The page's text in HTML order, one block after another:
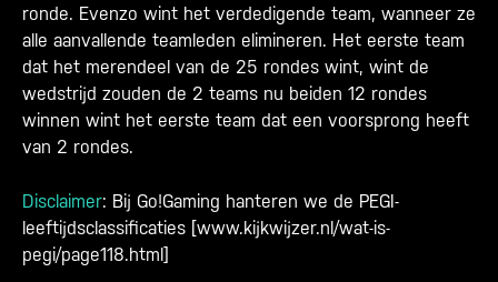
ronde. Evenzo wint het verdedigende team, wanneer ze
alle aanvallende teamleden elimineren. Het eerste team
dat het merendeel van de 25 rondes wint, wint de
wedstrijd zouden de 2 teams nu beiden 12 rondes
winnen wint het eerste team dat een voorsprong heeft
van 2 rondes.
Disclaimer: Bij Go!Gaming hanteren we de PEGI-
leeftijdsclassificaties [www.kijkwijzer.nl/wat-is-
pegi/page118.html]